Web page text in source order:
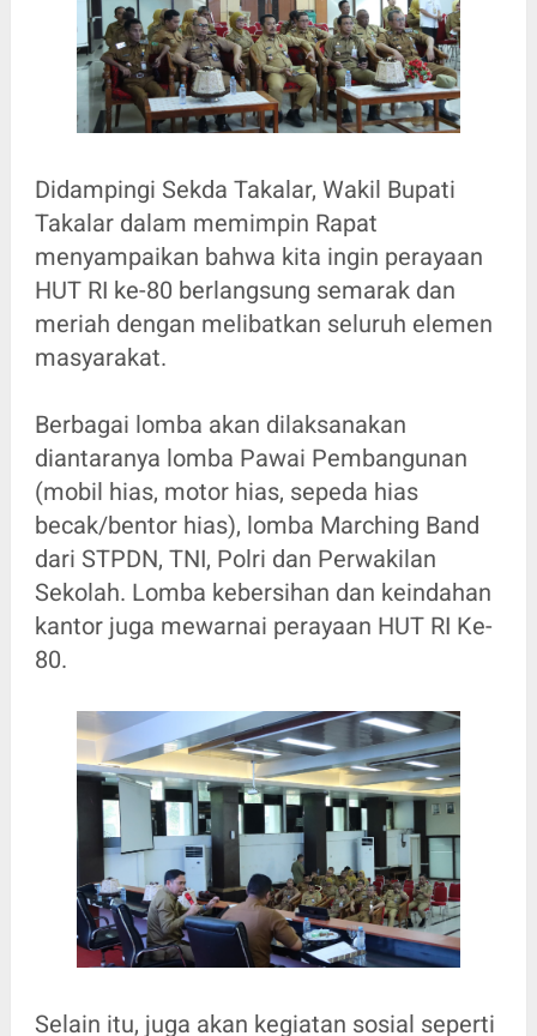
Didampingi Sekda Takalar, Wakil Bupati
Takalar dalam memimpin Rapat
menyampaikan bahwa kita ingin perayaan
HUT RI ke-80 berlangsung semarak dan
meriah dengan melibatkan seluruh elemen
masyarakat.
Berbagai lomba akan dilaksanakan
diantaranya lomba Pawai Pembangunan
(mobil hias, motor hias, sepeda hias
becak/bentor hias), lomba Marching Band
dari STPDN, TNI, Polri dan Perwakilan
Sekolah. Lomba kebersihan dan keindahan
kantor juga mewarnai perayaan HUT RI Ke-
80.
Selain itu, juga akan kegiatan sosial seperti